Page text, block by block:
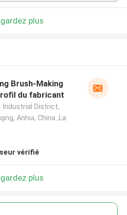
plus
Brush-Making
du fabricant
Industrial District,
Anhui, China ,La
vérifié
plus